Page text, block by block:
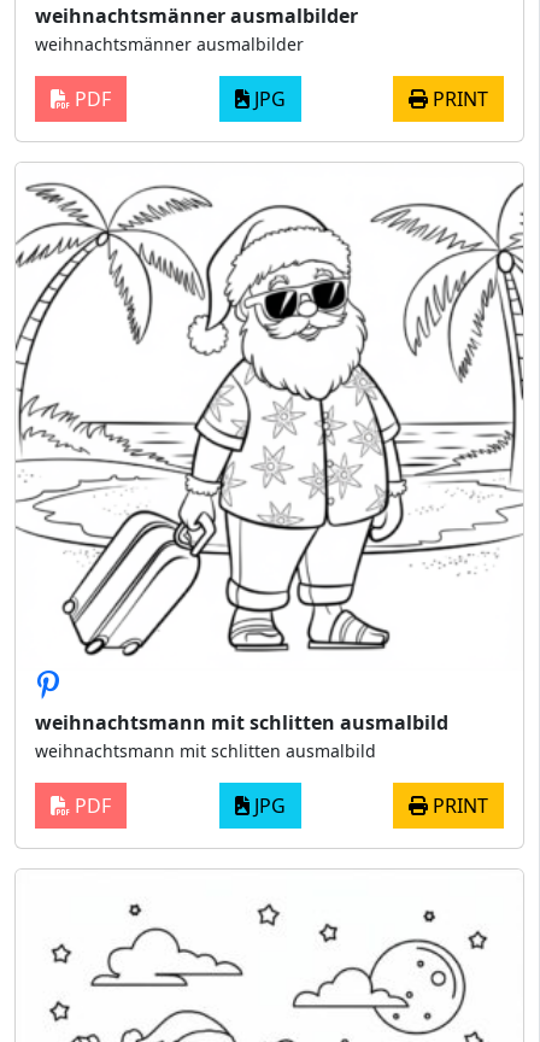
weihnachtsmänner ausmalbilder
weihnachtsmänner ausmalbilder
PDF JPG PRINT
weihnachtsmann mit schlitten ausmalbild
weihnachtsmann mit schlitten ausmalbild
PDF JPG PRINT